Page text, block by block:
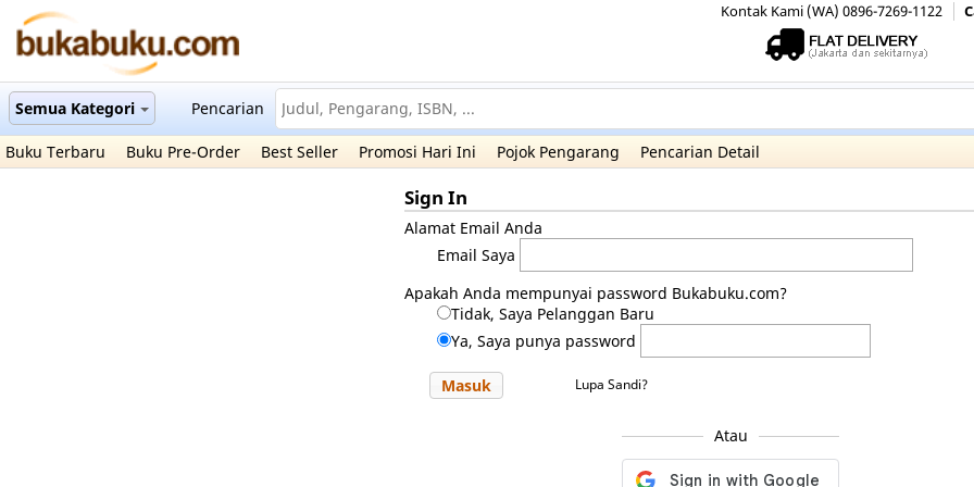
Kontak Kami (WA) 0896-7269-1122
Semua Kategori Pencarian
Buku Terbaru Buku Pre-Order Best Seller Promosi Hari Ini Pojok Pengarang Pencarian Detail
Sign In
Alamat Email Anda
Email Saya
Apakah Anda mempunyai password Bukabuku.com?
Tidak, Saya Pelanggan Baru
Ya, Saya punya password
Masuk Lupa Sandi?
Atau